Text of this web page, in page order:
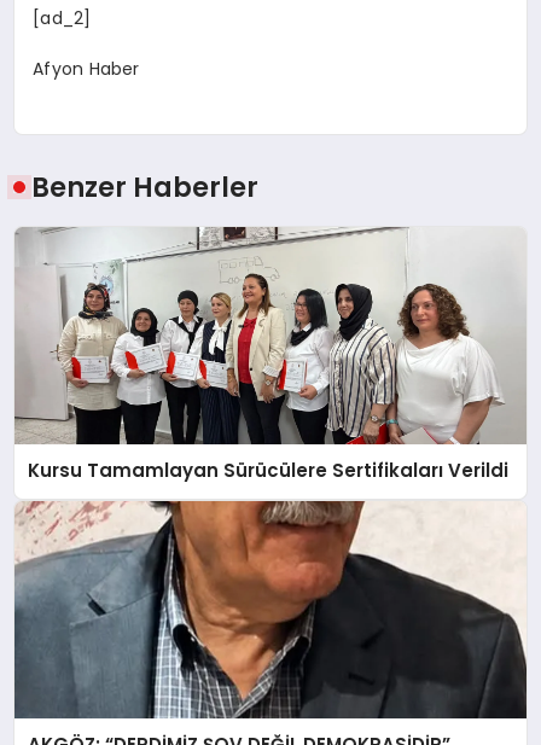
[ad_2]
Afyon Haber
Benzer Haberler
Kursu Tamamlayan Sürücülere Sertifikaları Verildi